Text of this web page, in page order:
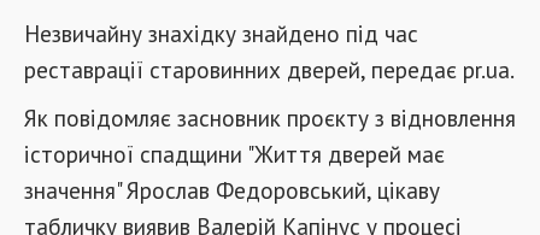
Незвичайну знахідку знайдено під час
реставрації старовинних дверей, передає pr.ua.
Як повідомляє засновник проєкту з відновлення
історичної спадщини "Життя дверей має
значення" Ярослав Федоровський, цікаву
табличку виявив Валерій Капінус у процесі